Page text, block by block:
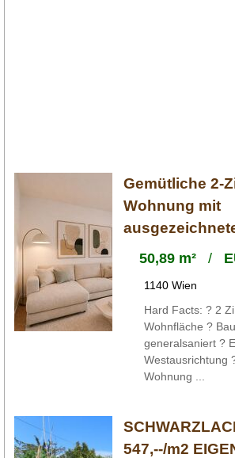
Gemütliche 2-
Wohnung mit
50,89 m²/
1140 Wien
Hard Facts: ? 2
Wohnfläche ?
generalsaniert ?
Westausrichtung
Wohnung ...
547,--/m2